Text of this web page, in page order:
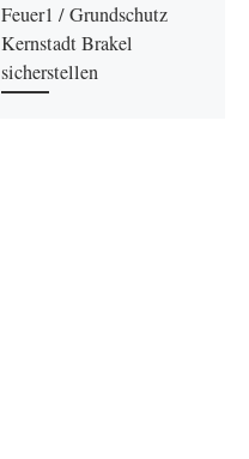
Feuer1 / Grundschutz
Kernstadt Brakel
sicherstellen